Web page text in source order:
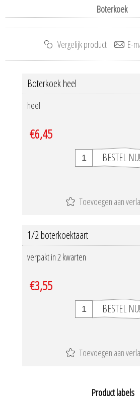
Boterkoek
Boterkoek heel
heel
€6,45
1/2 boterkoektaart
verpakt in 2 kwarten
€3,55
Product labels